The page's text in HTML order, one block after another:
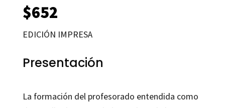
$652
EDICIÓN IMPRESA
Presentación
La formación del profesorado entendida como